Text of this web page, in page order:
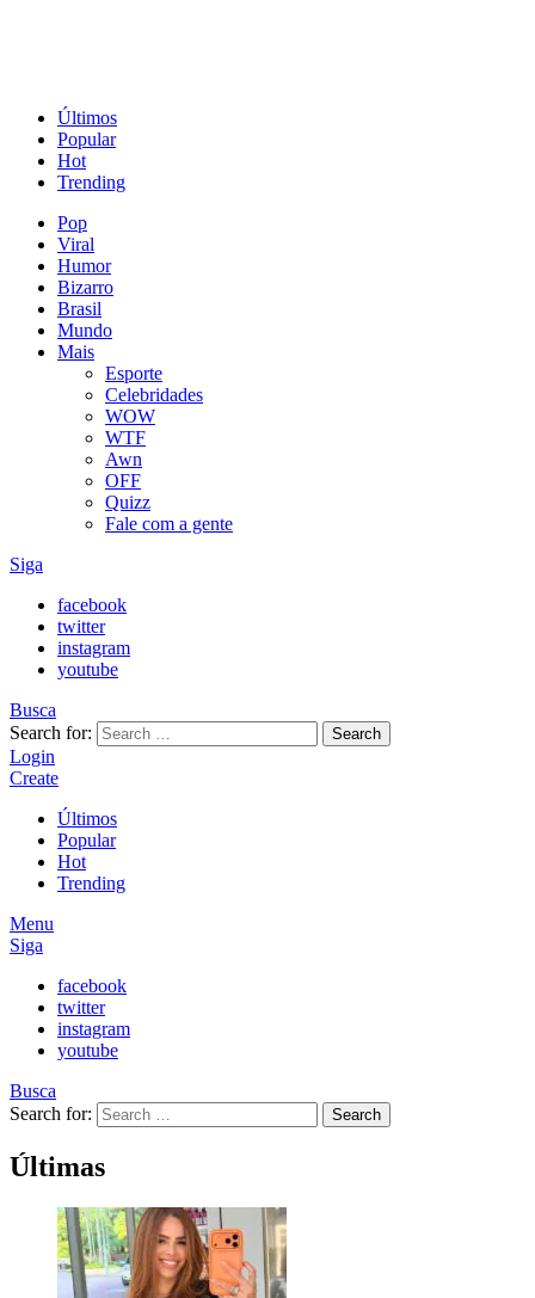
Últimos
Popular
Hot
Trending
Pop
Viral
Humor
Bizarro
Brasil
Mundo
Mais
Esporte
Celebridades
WOW
WTF
Awn
OFF
Quizz
Fale com a gente
Siga
facebook
twitter
instagram
youtube
Busca
Search for:
Search
Login
Create
Últimos
Popular
Hot
Trending
Menu
Siga
facebook
twitter
instagram
youtube
Busca
Search for:
Search
Últimas